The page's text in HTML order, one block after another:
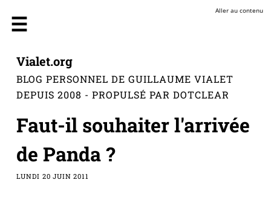
Aller au contenu
Vialet.org
BLOG PERSONNEL DE GUILLAUME VIALET
DEPUIS 2008 - PROPULSÉ PAR DOTCLEAR
Faut-il souhaiter l'arrivée
de Panda ?
LUNDI 20 JUIN 2011